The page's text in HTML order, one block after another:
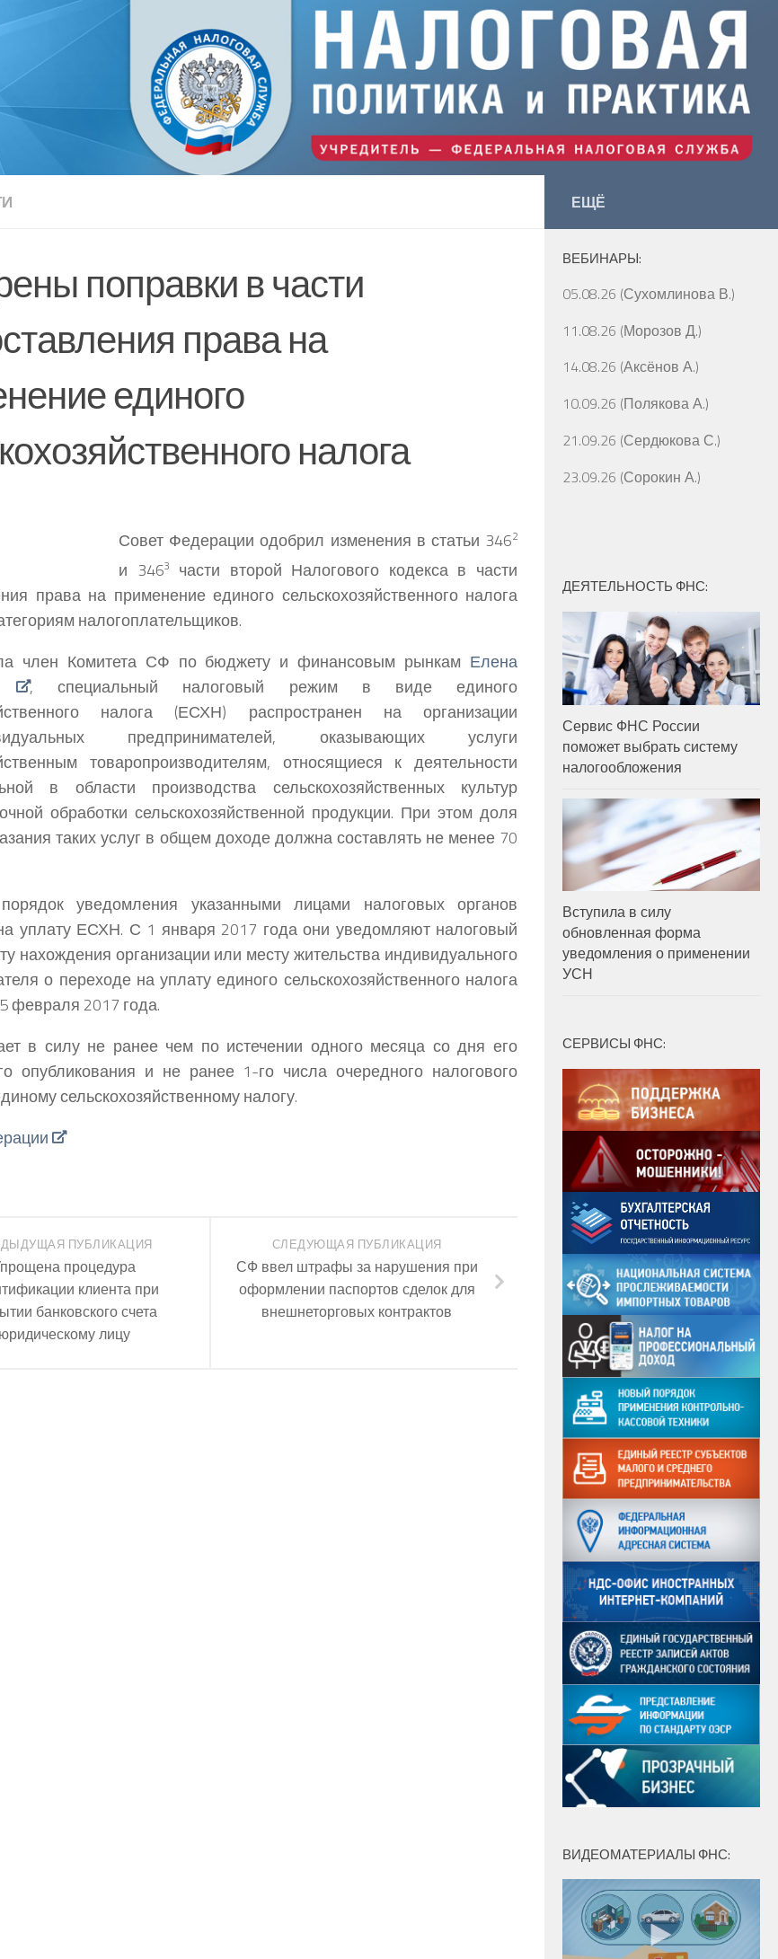
поправки в части
права на
единого
налога
Совет Федерации одобрил изменения в статьи 3462
и 3463
части второй Налогового кодекса в части
права на применение единого сельскохозяйственного налога
налогоплательщиков.
член Комитета СФ по бюджету и финансовым рынкам Елена
, специальный налоговый режим в виде единого
налога (ЕСХН) распространен на организации
предпринимателей, оказывающих услуги
товаропроизводителям, относящиеся к деятельности
в области производства сельскохозяйственных культур
обработки сельскохозяйственной продукции. При этом доля
таких услуг в общем доходе должна составлять не менее 70
уведомления указанными лицами налоговых органов
уплату ЕСХН. С 1 января 2017 года они уведомляют налоговый
нахождения организации или месту жительства индивидуального
о переходе на уплату единого сельскохозяйственного налога
февраля 2017 года.
в силу не ранее чем по истечении одного месяца со дня его
опубликования и не ранее 1-го числа очередного налогового
сельскохозяйственному налогу.
СЛЕДУЮЩАЯ ПУБЛИКАЦИЯ
СФ ввел штрафы за нарушения при
оформлении паспортов сделок для
внешнеторговых контрактов
ПУБЛИКАЦИЯ
процедура
клиента при
банковского счета
юридическому лицу
ЕЩЁ
ВЕБИНАРЫ:
05.08.26 (Сухомлинова В.)
11.08.26 (Морозов Д.)
14.08.26 (Аксёнов А.)
10.09.26 (Полякова А.)
21.09.26 (Сердюкова С.)
23.09.26 (Сорокин А.)
ДЕЯТЕЛЬНОСТЬ ФНС:
Сервис ФНС России
поможет выбрать систему
налогообложения
Вступила в силу
обновленная форма
уведомления о применении
УСН
СЕРВИСЫ ФНС:
ВИДЕОМАТЕРИАЛЫ ФНС: